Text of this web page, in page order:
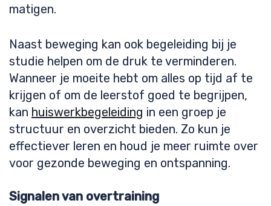
matigen.
Naast beweging kan ook begeleiding bij je
studie helpen om de druk te verminderen.
Wanneer je moeite hebt om alles op tijd af te
krijgen of om de leerstof goed te begrijpen,
kan huiswerkbegeleiding in een groep je
structuur en overzicht bieden. Zo kun je
effectiever leren en houd je meer ruimte over
voor gezonde beweging en ontspanning.
Signalen van overtraining